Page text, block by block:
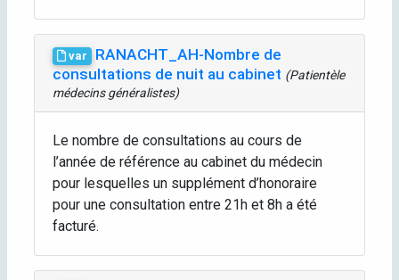
var
RANACHT_AH-Nombre de
consultations de nuit au cabinet (Patientèle
médecins généralistes)
Le nombre de consultations au cours de
l’année de référence au cabinet du médecin
pour lesquelles un supplément d’honoraire
pour une consultation entre 21h et 8h a été
facturé.